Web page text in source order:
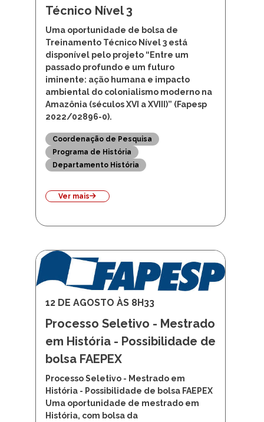
Técnico Nível 3
Uma oportunidade de bolsa de
Treinamento Técnico Nível 3 está
disponível pelo projeto “Entre um
passado profundo e um futuro
iminente: ação humana e impacto
ambiental do colonialismo moderno na
Amazônia (séculos XVI a XVIII)” (Fapesp
2022/02896-0).
Coordenação de Pesquisa
Programa de História
Departamento História
Ver mais
12 DE AGOSTO ÀS 8H33
Processo Seletivo - Mestrado
em História - Possibilidade de
bolsa FAEPEX
Processo Seletivo - Mestrado em
História - Possibilidade de bolsa FAEPEX
Uma oportunidade de mestrado em
História, com bolsa da